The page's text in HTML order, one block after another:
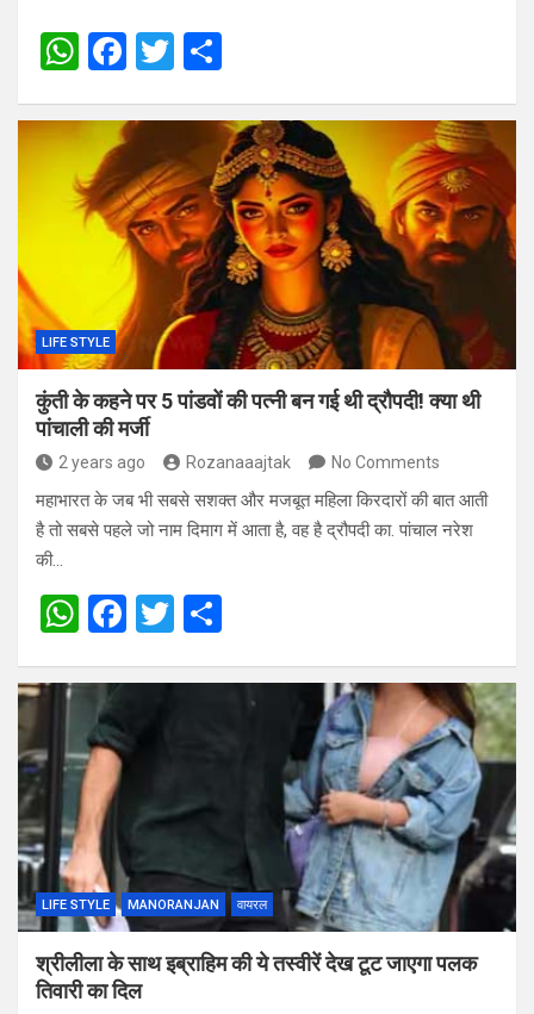
W
at
s
A
p
F
ce
b
o
o
k
T
tt
er
ar
e
LIFE STYLE
कुंती के कहने पर 5 पांडवों की पत्‍नी बन गई थी द्रौपदी! क्‍या थी
पांचाली की मर्जी
2 years ago Rozanaaajtak No Comments
महाभारत के जब भी सबसे सशक्‍त और मजबूत मह‍िला क‍िरदारों की बात आती
है तो सबसे पहले जो नाम द‍िमाग में आता है, वह है द्रौपदी का. पांचाल नरेश
की…
W
at
s
A
p
p
F
ce
o
o
k
T
tt ar
LIFE STYLE MANORANJAN वायरल
श्रीलीला के साथ इब्राहिम की ये तस्वीरें देख टूट जाएगा पलक
तिवारी का दिल